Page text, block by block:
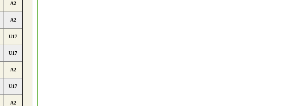
A2
A2
U17
U17
A2
U17
A2